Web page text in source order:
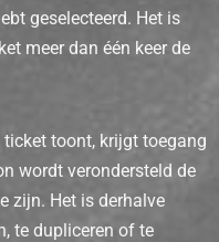
geselecteerd. Het is
meer dan één keer de
ticket toont, krijgt toegang
wordt verondersteld de
zijn. Het is derhalve
te dupliceren of te